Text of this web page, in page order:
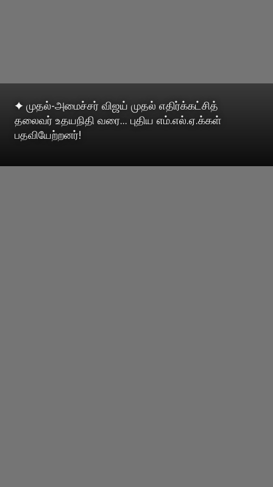
✦ முதல்-அமைச்சர் விஜய் முதல் எதிர்க்கட்சித்
தலைவர் உதயநிதி வரை... புதிய எம்.எல்.ஏ.க்கள்
பதவியேற்றனர்!